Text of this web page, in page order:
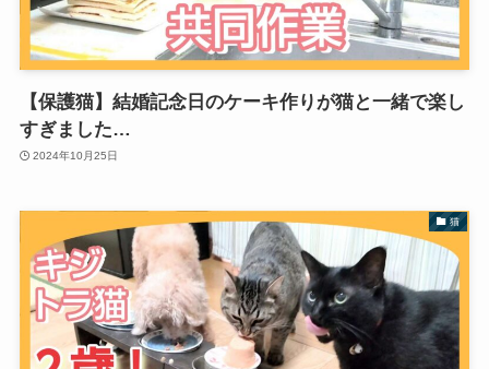
【保護猫】結婚記念日のケーキ作りが猫と一緒で楽し
すぎました…
2024年10月25日
猫